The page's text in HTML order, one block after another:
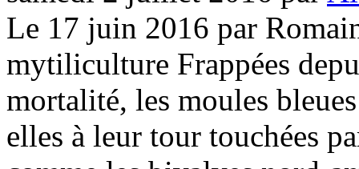
Le 17 juin 2016 par
mytiliculture Frappées
mortalité, les moules
elles à leur tour touchées